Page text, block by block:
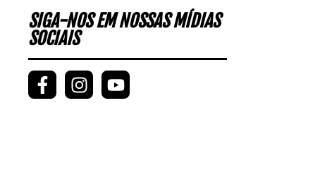
SIGA-NOS EM NOSSAS MÍDIAS
SOCIAIS